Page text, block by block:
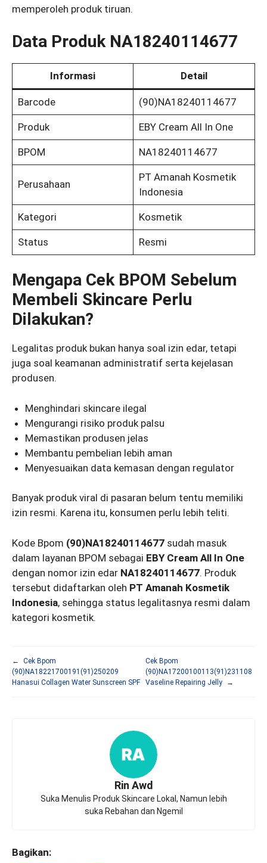
memperoleh produk tiruan.
Data Produk NA18240114677
Informasi Detail
Barcode (90)NA18240114677
Produk EBY Cream All In One
BPOM NA18240114677
Perusahaan
PT Amanah Kosmetik
Indonesia
Kategori Kosmetik
Status Resmi
Mengapa Cek BPOM Sebelum
Membeli Skincare Perlu
Dilakukan?
Legalitas produk bukan hanya soal izin edar, tetapi
juga soal keamanan administratif serta kejelasan
produsen.
Menghindari skincare ilegal
Mengurangi risiko produk palsu
Memastikan produsen jelas
Membantu pembelian lebih aman
Menyesuaikan data kemasan dengan regulator
Banyak produk viral di pasaran belum tentu memiliki
izin resmi. Karena itu, konsumen perlu lebih teliti.
Kode Bpom (90)NA18240114677 sudah masuk
dalam layanan BPOM sebagai EBY Cream All In One
dengan nomor izin edar NA18240114677. Produk
tersebut didaftarkan oleh PT Amanah Kosmetik
Indonesia, sehingga status legalitasnya resmi dalam
kategori kosmetik.
←
Cek Bpom
(90)NA18221700191(91)250209
Hanasui Collagen Water Sunscreen SPF
Cek Bpom
(90)NA17200100113(91)231108
Vaseline Repairing Jelly
→
Rin Awd
Suka Menulis Produk Skincare Lokal, Namun lebih
suka Rebahan dan Ngemil
Bagikan: